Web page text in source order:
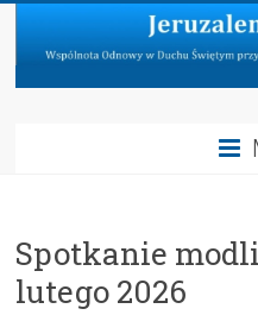
Skip
content
Jeruzalem
Odnowy
w
Duchu
Spotkanie
lutego 2026